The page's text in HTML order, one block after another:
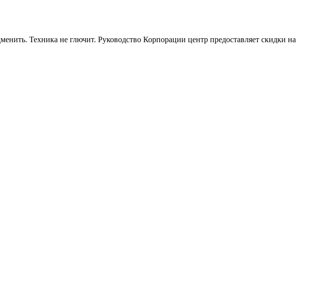
Техника не глючит. Руководство Корпорации центр предоставляет скидки на